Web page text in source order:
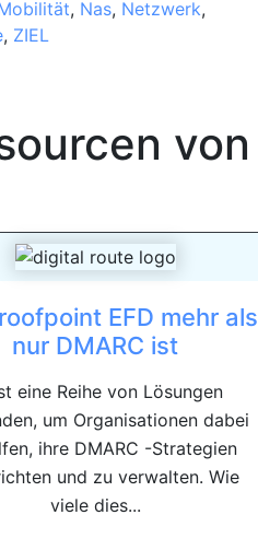
, Nas, Netzwerk,
, ZIEL
von
EFD mehr als
nur DMARC ist
eine Reihe von Lösungen
um Organisationen dabei
ihre DMARC -Strategien
und zu verwalten. Wie
viele dies...